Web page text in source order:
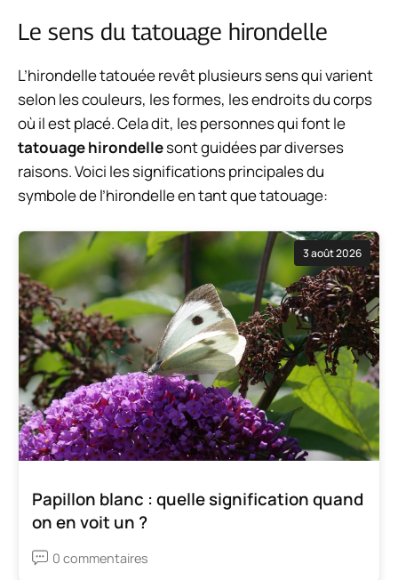
Le sens du tatouage hirondelle
L’hirondelle tatouée revêt plusieurs sens qui varient
selon les couleurs, les formes, les endroits du corps
où il est placé. Cela dit, les personnes qui font le
tatouage hirondellesont guidées par diverses
raisons. Voici les significations principales du
symbole de l’hirondelle en tant que tatouage:
3 août 2026
Papillon blanc : quelle signification quand
on en voit un ?
0 commentaires